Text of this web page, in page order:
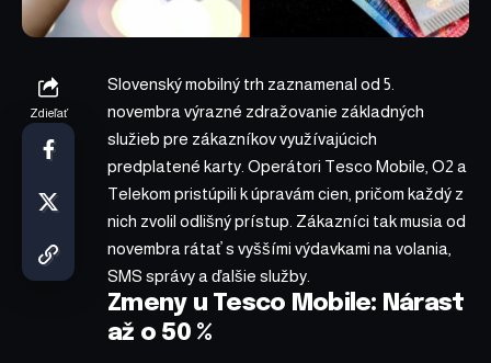
Zdieľať
Slovenský mobilný trh zaznamenal od 5.
novembra výrazné zdražovanie základných
služieb pre zákazníkov využívajúcich
predplatené karty. Operátori Tesco Mobile, O2 a
Telekom pristúpili k úpravám cien, pričom každý z
nich zvolil odlišný prístup. Zákazníci tak musia od
novembra rátať s vyššími výdavkami na volania,
SMS správy a ďalšie služby.
Zmeny u Tesco Mobile: Nárast
až o 50 %